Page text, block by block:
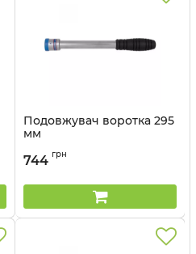
Подовжувач воротка 295
мм
744 грн